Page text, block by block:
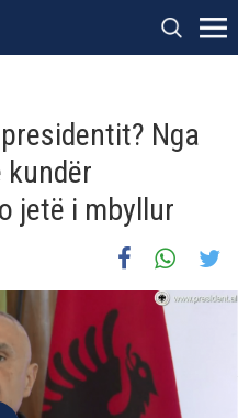
Nga
kundër
jetë i mbyllur